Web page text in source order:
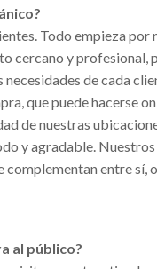
Todo empieza
cercano y profesional,
de cada
que puede hacerse
de nuestras
y agradable.
entre sí,
al público?